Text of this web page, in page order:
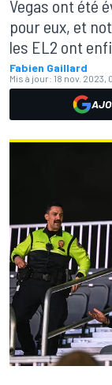
Vegas ont été
pour eux, et
les EL2 ont
Fabien Gaillard
Mis à jour: 18 nov. 2023,